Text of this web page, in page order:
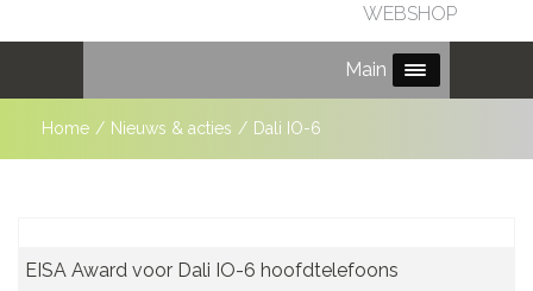
WEBSHOP
Main Menu
Home / Nieuws & acties / Dali IO-6
EISA Award voor Dali IO-6 hoofdtelefoons